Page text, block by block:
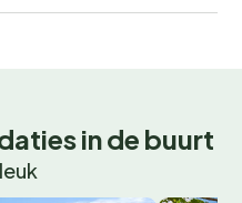
in de buurt